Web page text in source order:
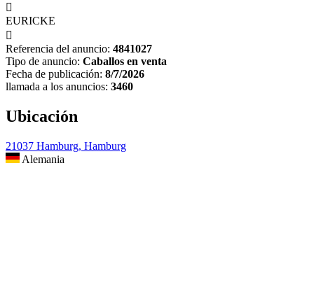

EURICKE

Referencia del anuncio: 4841027
Tipo de anuncio: Caballos en venta
Fecha de publicación: 8/7/2026
llamada a los anuncios: 3460
Ubicación
21037 Hamburg, Hamburg
Alemania